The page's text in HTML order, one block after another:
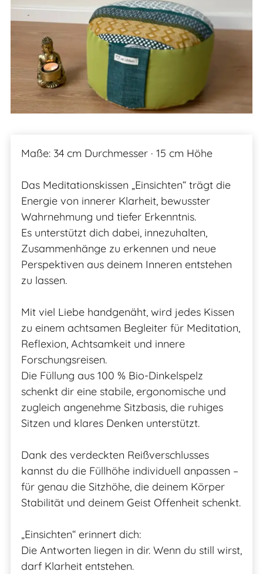
Maße: 34 cm Durchmesser · 15 cm Höhe
Das Meditationskissen „Einsichten“ trägt die
Energie von innerer Klarheit, bewusster
Wahrnehmung und tiefer Erkenntnis.
Es unterstützt dich dabei, innezuhalten,
Zusammenhänge zu erkennen und neue
Perspektiven aus deinem Inneren entstehen
zu lassen.
Mit viel Liebe handgenäht, wird jedes Kissen
zu einem achtsamen Begleiter für Meditation,
Reflexion, Achtsamkeit und innere
Forschungsreisen.
Die Füllung aus 100 % Bio-Dinkelspelz
schenkt dir eine stabile, ergonomische und
zugleich angenehme Sitzbasis, die ruhiges
Sitzen und klares Denken unterstützt.
Dank des verdeckten Reißverschlusses
kannst du die Füllhöhe individuell anpassen –
für genau die Sitzhöhe, die deinem Körper
Stabilität und deinem Geist Offenheit schenkt.
„Einsichten“ erinnert dich:
Die Antworten liegen in dir. Wenn du still wirst,
darf Klarheit entstehen.